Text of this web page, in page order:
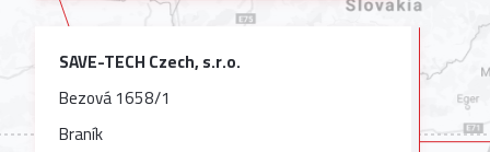
SAVE-TECH Czech, s.r.o.
Bezová 1658/1
Braník